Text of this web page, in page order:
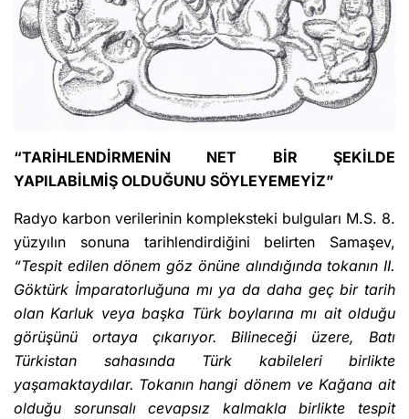
“TARİHLENDİRMENİN NET BİR ŞEKİLDE
YAPILABİLMİŞ OLDUĞUNU SÖYLEYEMEYİZ”
Radyo karbon verilerinin kompleksteki bulguları M.S. 8.
yüzyılın sonuna tarihlendirdiğini belirten Samaşev,
“Tespit edilen dönem göz önüne alındığında tokanın II.
Göktürk İmparatorluğuna mı ya da daha geç bir tarih
olan Karluk veya başka Türk boylarına mı ait olduğu
görüşünü ortaya çıkarıyor.
Bilineceği üzere, Batı
Türkistan sahasında Türk kabileleri birlikte
yaşamaktaydılar. Tokanın hangi dönem ve Kağana ait
olduğu sorunsalı cevapsız kalmakla birlikte tespit